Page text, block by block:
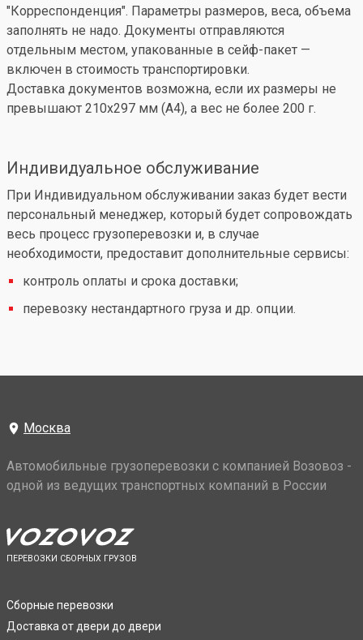
"Корреспонденция". Параметры размеров, веса, объема
заполнять не надо. Документы отправляются
отдельным местом, упакованные в сейф-пакет —
включен в стоимость транспортировки.
Доставка документов возможна, если их размеры не
превышают 210x297 мм (А4), а вес не более 200 г.
Индивидуальное обслуживание
При Индивидуальном обслуживании заказ будет вести
персональный менеджер, который будет сопровождать
весь процесс грузоперевозки и, в случае
необходимости, предоставит дополнительные сервисы:
контроль оплаты и срока доставки;
перевозку нестандартного груза и др. опции.
Москва
Автомобильные грузоперевозки с компанией Возовоз -
одной из ведущих транспортных компаний в России
ПЕРЕВОЗКИ СБОРНЫХ ГРУЗОВ
Сборные перевозки
Доставка от двери до двери